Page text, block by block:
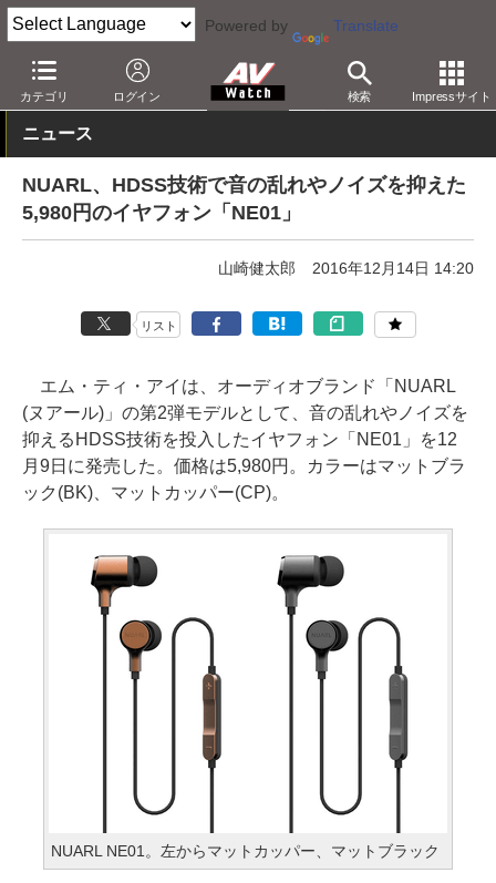
Powered by Translate
カテゴリ ログイン 検索 Impressサイト
AV Watch 製品 ヘッドフォン その他
ニュース
NUARL、HDSS技術で音の乱れやノイズを抑えた
5,980円のイヤフォン「NE01」
山崎健太郎 2016年12月14日 14:20
リスト
エム・ティ・アイは、オーディオブランド「NUARL
(ヌアール)」の第2弾モデルとして、音の乱れやノイズを
抑えるHDSS技術を投入したイヤフォン「NE01」を12
月9日に発売した。価格は5,980円。カラーはマットブラ
ック(BK)、マットカッパー(CP)。
NUARL NE01。左からマットカッパー、マットブラック